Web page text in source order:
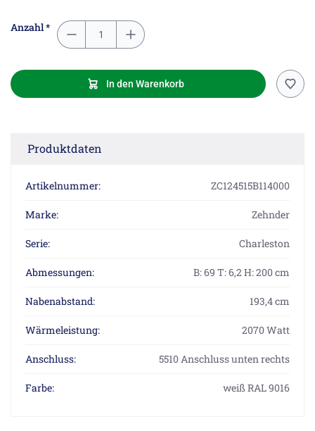
Anzahl *
In den Warenkorb
Produktdaten
Artikelnummer: ZC124515B114000
Marke: Zehnder
Serie: Charleston
Abmessungen: B: 69 T: 6,2 H: 200 cm
Nabenabstand: 193,4 cm
Wärmeleistung: 2070 Watt
Anschluss: 5510 Anschluss unten rechts
Farbe: weiß RAL 9016